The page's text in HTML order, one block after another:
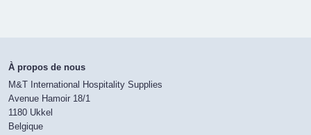
À propos de nous
M&T International Hospitality Supplies
Avenue Hamoir 18/1
1180 Ukkel
Belgique